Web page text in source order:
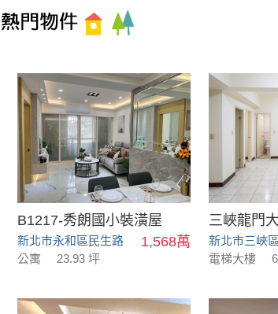
B1217-秀朗國小裝潢屋
新北市永和區民生路 1,568萬
公寓 23.93 坪
三峽龍門
新北市三峽
電梯大樓